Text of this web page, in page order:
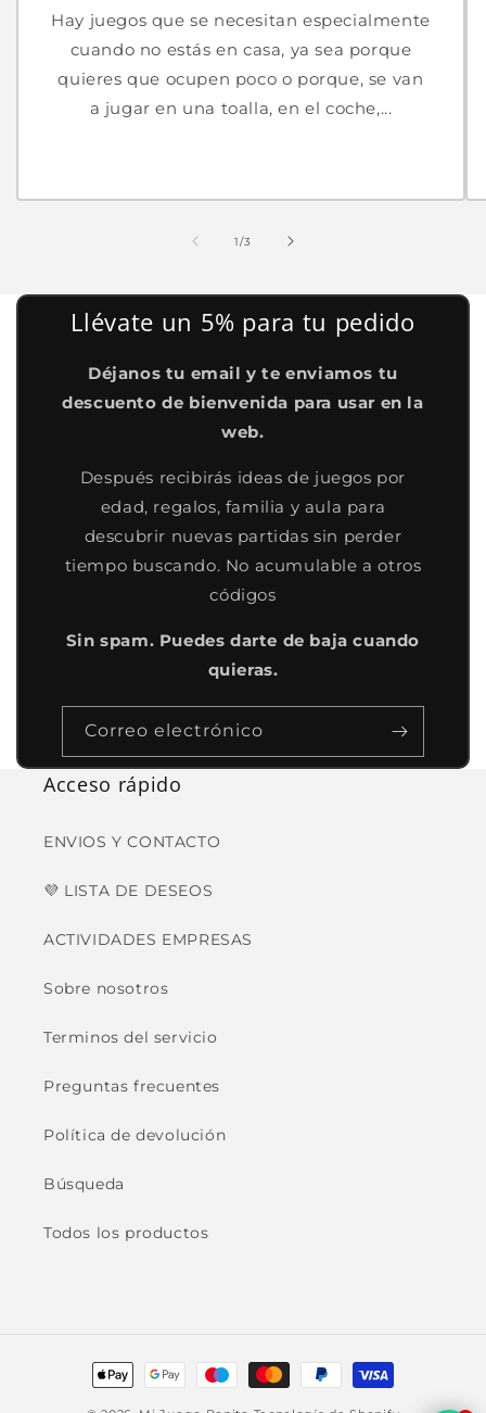
Hay juegos que se necesitan especialmente
cuando no estás en casa, ya sea porque
quieres que ocupen poco o porque, se van
a jugar en una toalla, en el coche,...
1/de
3
Llévate un 5% para tu pedido
Déjanos tu email y te enviamos tu
descuento de bienvenida para usar en la
web.
Después recibirás ideas de juegos por
edad, regalos, familia y aula para
descubrir nuevas partidas sin perder
tiempo buscando. No acumulable a otros
códigos
Sin spam. Puedes darte de baja cuando
quieras.
Correo electrónico
Acceso rápido
ENVIOS Y CONTACTO
💜 LISTA DE DESEOS
ACTIVIDADES EMPRESAS
Sobre nosotros
Terminos del servicio
Preguntas frecuentes
Política de devolución
Búsqueda
Todos los productos
Formas
de